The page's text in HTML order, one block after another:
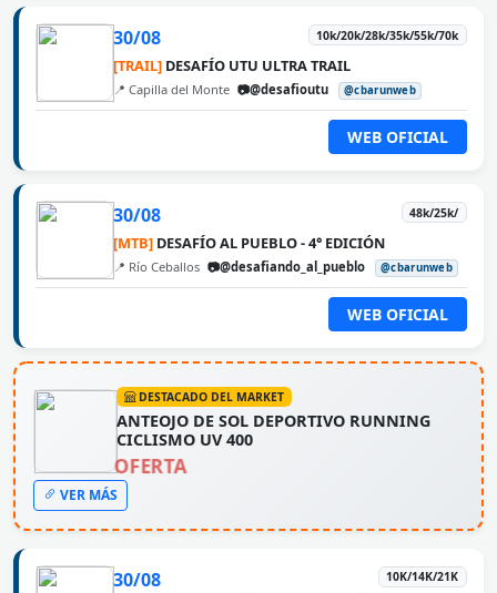
30/08 10k/20k/28k/35k/55k/70k
[TRAIL] DESAFÍO UTU ULTRA TRAIL
📍 Capilla del Monte 📷@desafioutu @cbarunweb
WEB OFICIAL
30/08 48k/25k/
[MTB] DESAFÍO AL PUEBLO - 4° EDICIÓN
📍 Río Ceballos 📷@desafiando_al_pueblo @cbarunweb
WEB OFICIAL
DESTACADO DEL MARKET
ANTEOJO DE SOL DEPORTIVO RUNNING
CICLISMO UV 400
OFERTA
VER MÁS
30/08 10K/14K/21K